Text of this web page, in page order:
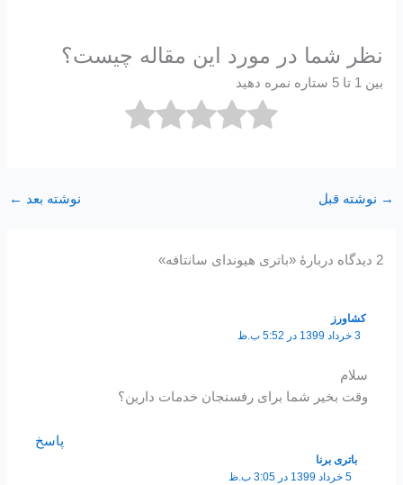
نظر شما در مورد این مقاله چیست؟
بین 1 تا 5 ستاره نمره دهید
→ نوشته قبل نوشته بعد ←
2 دیدگاه دربارهٔ «باتری هیوندای سانتافه»
کشاورز
3 خرداد 1399 در 5:52 ب.ظ
سلام
وقت بخیر شما برای رفسنجان خدمات دارین؟
پاسخ
باتری برنا
5 خرداد 1399 در 3:05 ب.ظ